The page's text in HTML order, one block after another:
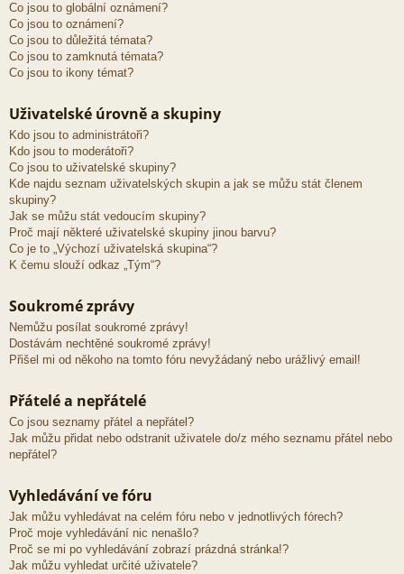
Co jsou to globální oznámení?
Co jsou to oznámení?
Co jsou to důležitá témata?
Co jsou to zamknutá témata?
Co jsou to ikony témat?
Uživatelské úrovně a skupiny
Kdo jsou to administrátoři?
Kdo jsou to moderátoři?
Co jsou to uživatelské skupiny?
Kde najdu seznam uživatelských skupin a jak se můžu stát členem
skupiny?
Jak se můžu stát vedoucím skupiny?
Proč mají některé uživatelské skupiny jinou barvu?
Co je to „Výchozí uživatelská skupina“?
K čemu slouží odkaz „Tým“?
Soukromé zprávy
Nemůžu posílat soukromé zprávy!
Dostávám nechtěné soukromé zprávy!
Přišel mi od někoho na tomto fóru nevyžádaný nebo urážlivý email!
Přátelé a nepřátelé
Co jsou seznamy přátel a nepřátel?
Jak můžu přidat nebo odstranit uživatele do/z mého seznamu přátel nebo
nepřátel?
Vyhledávání ve fóru
Jak můžu vyhledávat na celém fóru nebo v jednotlivých fórech?
Proč moje vyhledávání nic nenašlo?
Proč se mi po vyhledávání zobrazí prázdná stránka!?
Jak můžu vyhledat určité uživatele?